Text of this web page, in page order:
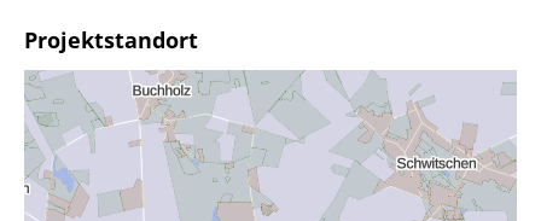
Projektstandort